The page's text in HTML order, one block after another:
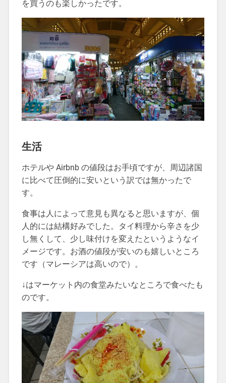
を買うのも楽しかったです。
生活
ホテルや Airbnb の値段はお手頃ですが、周辺諸国
に比べて圧倒的に安いという訳では無かったで
す。
食事は人によって意見も異なると思いますが、個
人的には結構好みでした。タイ料理から辛さを少
し無くして、少し味付けを変えたというようなイ
メージです。お酒の値段が安いのも嬉しいところ
です（マレーシアは高いので）。
↓はマーケット内の食堂みたいなところで食べたも
のです。